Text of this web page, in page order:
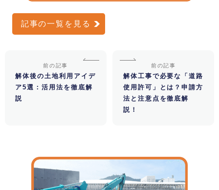
記事の一覧を見る
前の記事
解体後の土地利用アイデ
ア5選：活用法を徹底解
説
前の記事
解体工事で必要な「道路
使用許可」とは？申請方
法と注意点を徹底解
説！